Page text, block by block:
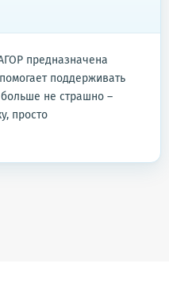
предназначена
поддерживать
не страшно –
просто